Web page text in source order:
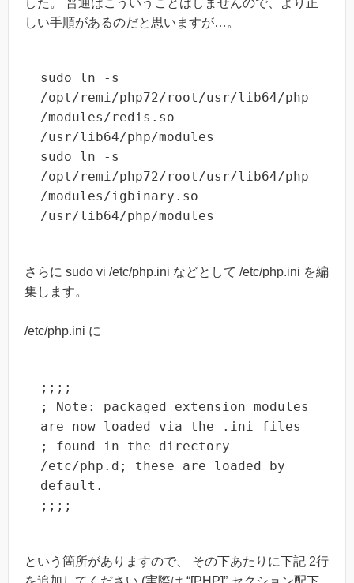
しい手順があるのだと思いますが…。
sudo ln -s
/opt/remi/php72/root/usr/lib64/php
/modules/redis.so
/usr/lib64/php/modules
sudo ln -s
/opt/remi/php72/root/usr/lib64/php
/modules/igbinary.so
/usr/lib64/php/modules
さらに sudo vi /etc/php.ini などとして /etc/php.ini を編
集します。
/etc/php.ini に
;;;;
; Note: packaged extension modules
are now loaded via the .ini files
; found in the directory
/etc/php.d; these are loaded by
default.
;;;;
という箇所がありますので、 その下あたりに下記 2行